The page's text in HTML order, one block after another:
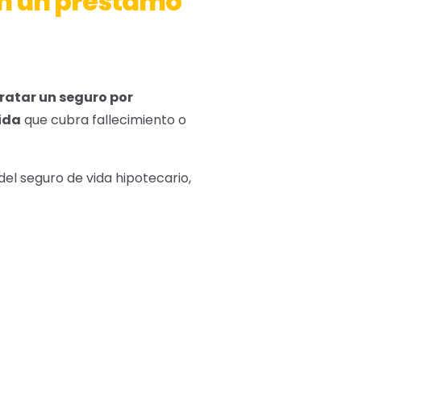
un seguro por
que cubra fallecimiento o
seguro de vida hipotecario,